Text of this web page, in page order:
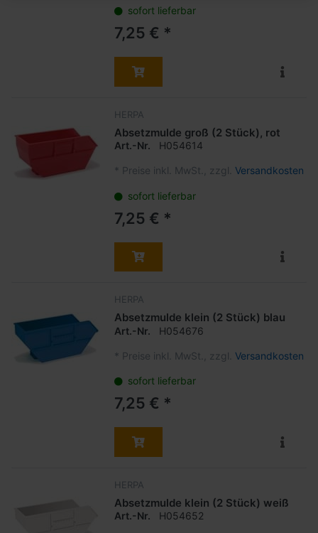
sofort lieferbar
7,25 € *
HERPA
Absetzmulde groß (2 Stück), rot
Art.-Nr. H054614
* Preise inkl. MwSt., zzgl. Versandkosten
sofort lieferbar
7,25 € *
HERPA
Absetzmulde klein (2 Stück) blau
Art.-Nr. H054676
* Preise inkl. MwSt., zzgl. Versandkosten
sofort lieferbar
7,25 € *
HERPA
Absetzmulde klein (2 Stück) weiß
Art.-Nr. H054652